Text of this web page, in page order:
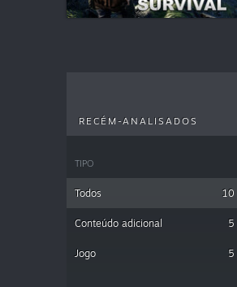
RECÉM-ANALISADOS
TIPO
Todos 10
Conteúdo adicional 5
Jogo 5